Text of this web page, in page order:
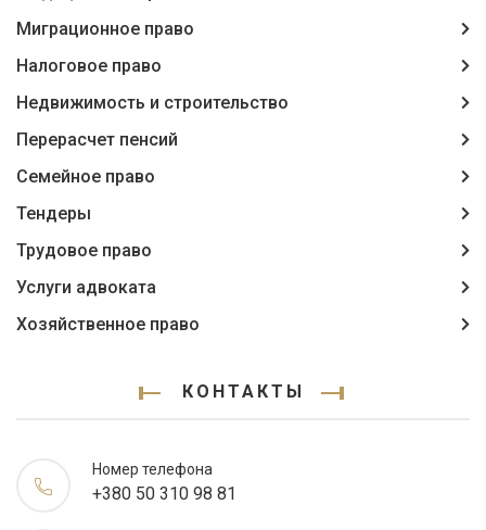
Миграционное право
Налоговое право
Недвижимость и строительство
Перерасчет пенсий
Семейное право
Тендеры
Трудовое право
Услуги адвоката
Хозяйственное право
КОНТАКТЫ
Номер телефона
+380 50 310 98 81